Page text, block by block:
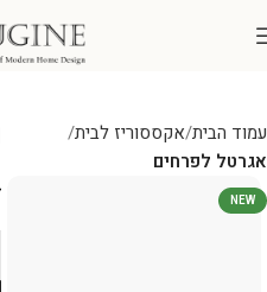
עמוד הבית אקססוריז לבית
אגרטל לפרחים
NEW